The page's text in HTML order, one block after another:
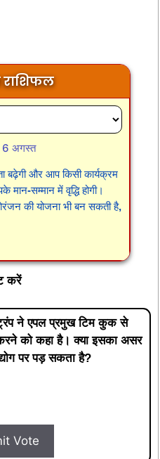
6 अगस्त
बढ़ेगी और आप किसी कार्यक्रम
सम्मान में वृद्धि होगी।
की योजना भी बन सकती है,
करें
ट्रंप ने एपल प्रमुख टिम कुक से
को कहा है। क्या इसका असर
पर पड़ सकता है?
Vote